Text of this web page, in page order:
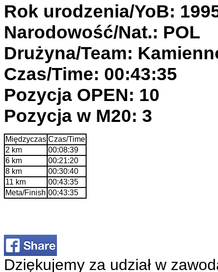
Rok urodzenia/YoB:
Narodowość/Nat.: POL
Drużyna/Team:
Czas/Time: 00:43:35
Pozycja OPEN: 10
Pozycja w M20: 3
Międzyczas Czas/Time
2 km
00:08:39
6 km
00:21:20
8 km
00:30:40
11 km
00:43:35
Meta/Finish 00:43:35
Dziękujemy za udział w